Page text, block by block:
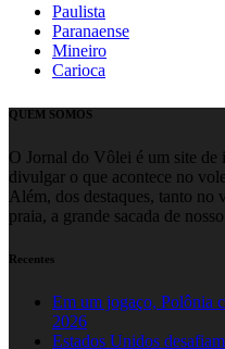
Paulista
Paranaense
Mineiro
Carioca
QUEM SOMOS
O Jornal do Vôlei é um site de
divulgar o que acontece no
Além, dos destaques, tanto no
praia, a grande sacada de
Recentes
Em um jogaço, Polônia
2026
Estados Unidos